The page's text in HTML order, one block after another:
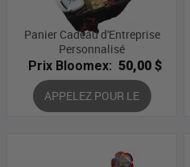
Panier Cadeau d'Entreprise
Personnalisé
Prix Bloomex: 50,00 $
APPELEZ POUR LE